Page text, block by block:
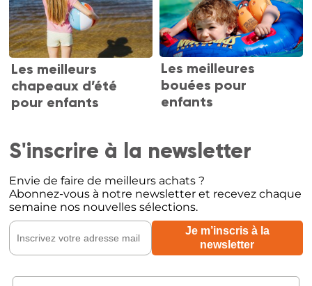
Les meilleurs
chapeaux d’été
pour enfants
Les meilleures
bouées pour
enfants
S'inscrire à la newsletter
Envie de faire de meilleurs achats ?
Abonnez-vous à notre newsletter et recevez chaque
semaine nos nouvelles sélections.